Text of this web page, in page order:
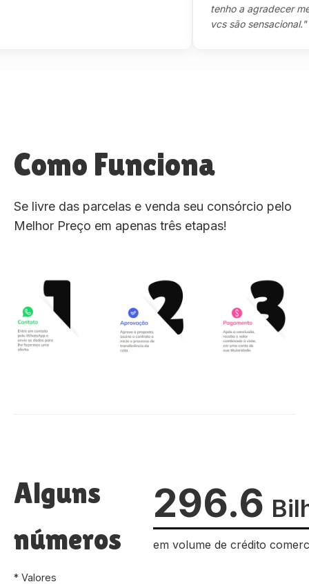
tenho a agradecer
vcs são sensacional."
Como Funciona
Se livre das parcelas e venda seu consórcio pelo
Melhor Preço em apenas três etapas!
Alguns
números
* Valores
296.6
em volume de crédito